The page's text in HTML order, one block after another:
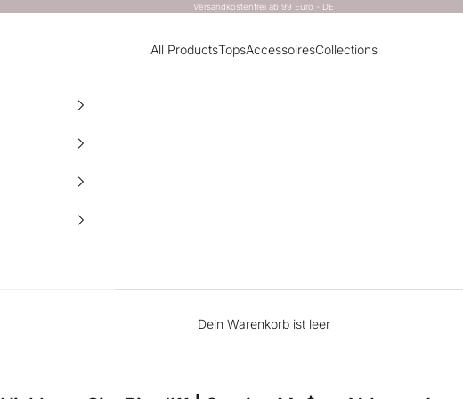
Versandkostenfrei ab 99 Euro - DE
All ProductsTopsAccessoiresCollections
Dein Warenkorb ist leer